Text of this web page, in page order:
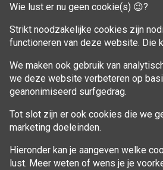
Wie lust er nu geen cookie(s) 😉?
Strikt noodzakelijke cookies zijn
functioneren van deze website. Die
We maken ook gebruik van
we deze website verbeteren op
geanonimiseerd surfgedrag.
Tot slot zijn er ook cookies die we
marketing doeleinden.
Hieronder kan je aangeven welke
lust. Meer weten of wens je je
Aankoop beheren
VOLG MIJ
Facebook